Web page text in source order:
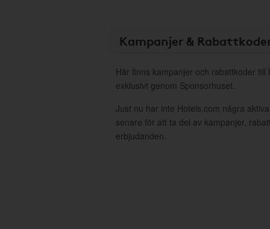
Kampanjer &
Här finns kampanjer och rabattkoder
exklusivt genom Sponsorhuset.
Just nu har inte Hotels.com några
senare för att ta del av kampanjer,
erbjudanden.